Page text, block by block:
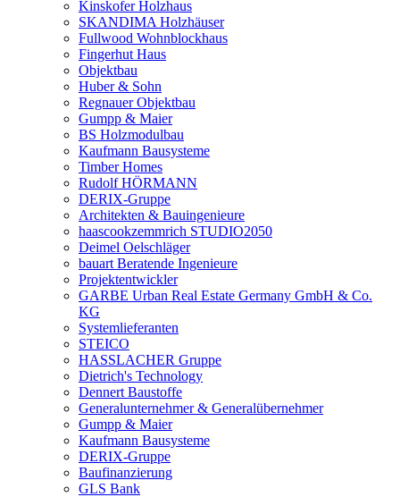
Kinskofer Holzhaus
SKANDIMA Holzhäuser
Fullwood Wohnblockhaus
Fingerhut Haus
Objektbau
Huber & Sohn
Regnauer Objektbau
Gumpp & Maier
BS Holzmodulbau
Kaufmann Bausysteme
Timber Homes
Rudolf HÖRMANN
DERIX-Gruppe
Architekten & Bauingenieure
haascookzemmrich STUDIO2050
Deimel Oelschläger
bauart Beratende Ingenieure
Projektentwickler
GARBE Urban Real Estate Germany GmbH & Co.
KG
Systemlieferanten
STEICO
HASSLACHER Gruppe
Dietrich's Technology
Dennert Baustoffe
Generalunternehmer & Generalübernehmer
Gumpp & Maier
Kaufmann Bausysteme
DERIX-Gruppe
Baufinanzierung
GLS Bank